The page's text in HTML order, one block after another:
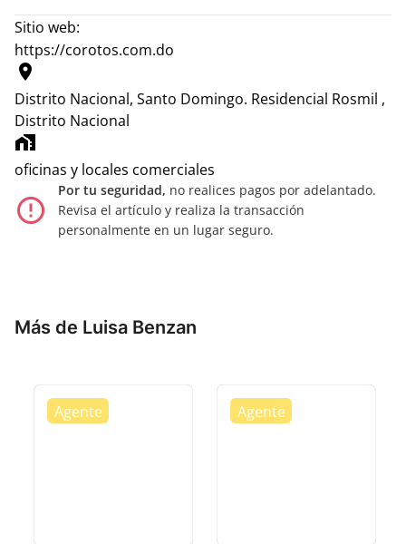
Sitio web:
https://corotos.com.do
location_on
Distrito Nacional, Santo Domingo. Residencial Rosmil ,
Distrito Nacional
home_work
oficinas y locales comerciales
error_outline
Por tu seguridad, no realices pagos por adelantado.
Revisa el artículo y realiza la transacción
personalmente en un lugar seguro.
Más de Luisa Benzan